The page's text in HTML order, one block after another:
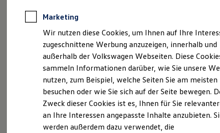
Anpfiff zum Gewinn
Elektroautos
ID. Tutorials
Elektrofahrzeugkonzepte
Reichweite
Reichweite der ID. Modelle
Reichweite im Winter
Laden
Laden unterwegs
Laden Zuhause
Probefahrt vereinbaren
Fahrzeugangebot anfordern
Marketing
Wir nutzen diese Cookies, um Ihnen auf Ihre
zugeschnittene Werbung anzuzeigen, innerhalb und
außerhalb der Volkswagen Webseiten. Diese
sammeln Informationen darüber, wie Sie unsere
nutzen, zum Beispiel, welche Seiten Sie am meisten
besuchen oder wie Sie sich auf der Seite bewegen.
Zweck dieser Cookies ist es, Ihnen für Sie
an Ihre Interessen angepasste Inhalte anzubieten.
werden außerdem dazu verwendet, die